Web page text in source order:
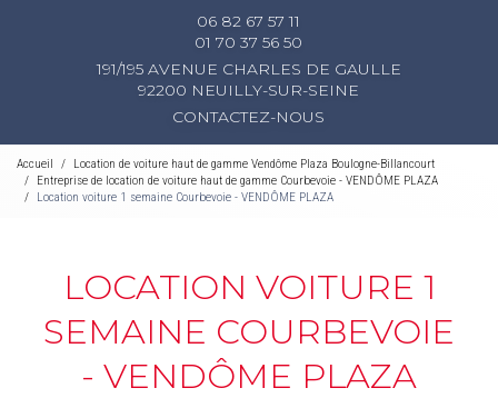
06 82 67 57 11
01 70 37 56 50
191/195 AVENUE CHARLES DE GAULLE
92200 NEUILLY-SUR-SEINE
CONTACTEZ-NOUS
Accueil
Location de voiture haut de gamme Vendôme Plaza Boulogne-Billancourt
Entreprise de location de voiture haut de gamme Courbevoie - VENDÔME PLAZA
Location voiture 1 semaine Courbevoie - VENDÔME PLAZA
LOCATION VOITURE 1
SEMAINE COURBEVOIE
- VENDÔME PLAZA